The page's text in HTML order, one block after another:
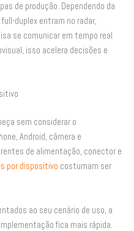
de produção. Dependendo da
full-duplex entram no radar,
se comunicar em tempo real
isso acelera decisões e
sem considerar o
Android, câmera e
de alimentação, conector e
por dispositivo costumam ser
ao seu cenário de uso, a
fica mais rápida.